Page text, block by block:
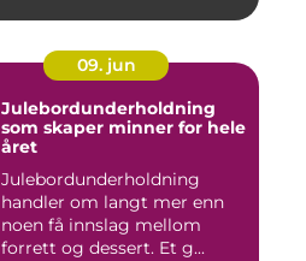
09. jun
Julebordunderholdning
som skaper minner for hele
året
Julebordunderholdning
handler om langt mer enn
noen få innslag mellom
forrett og dessert. Et g...